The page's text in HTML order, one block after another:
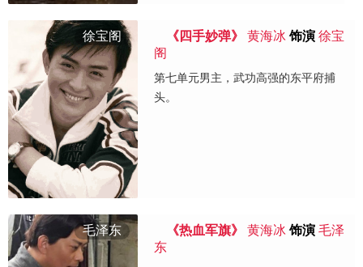
徐宝阁 《四手妙弹》 黄海冰 饰演 徐宝
阁
第七单元男主，武功高强的东平府捕
头。
毛泽东 《热血军旗》 黄海冰 饰演 毛泽
东